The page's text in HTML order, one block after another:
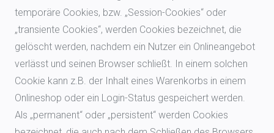
temporäre Cookies, bzw. „Session-Cookies“ oder
„transiente Cookies“, werden Cookies bezeichnet, die
gelöscht werden, nachdem ein Nutzer ein Onlineangebot
verlässt und seinen Browser schließt. In einem solchen
Cookie kann z.B. der Inhalt eines Warenkorbs in einem
Onlineshop oder ein Login-Status gespeichert werden.
Als „permanent“ oder „persistent“ werden Cookies